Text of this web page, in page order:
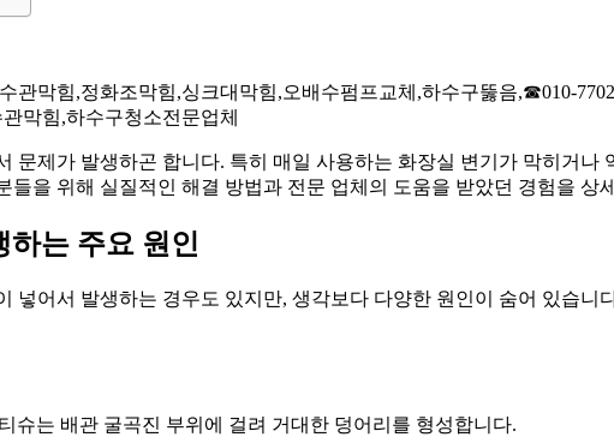
관막힘,정화조막힘,싱크대막힘,오배수펌프교체,하수구뚫음,☎010-
막힘,하수구청소전문업체
문제가 발생하곤 합니다. 특히 매일 사용하는 화장실 변기가 막히거
들을 위해 실질적인 해결 방법과 전문 업체의 도움을 받았던 경험을 상
하는 주요 원인
넣어서 발생하는 경우도 있지만, 생각보다 다양한 원인이 숨어 있습
슈는 배관 굴곡진 부위에 걸려 거대한 덩어리를 형성합니다.